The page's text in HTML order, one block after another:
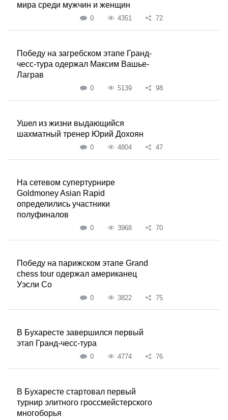
мира среди мужчин и женщин
0 4351 72
Победу на загребском этапе Гранд-
чесс-тура одержал Максим Вашье-
Лаграв
0 5139 98
Ушел из жизни выдающийся
шахматный тренер Юрий Дохоян
0 4804 47
На сетевом супертурнире
Goldmoney Asian Rapid
определились участники
полуфиналов
0 3968 70
Победу на парижском этапе Grand
chess tour одержал американец
Уэсли Со
0 3822 75
В Бухаресте завершился первый
этап Гранд-чесс-тура
0 4774 76
В Бухаресте стартовал первый
турнир элитного гроссмейстерского
многоборья